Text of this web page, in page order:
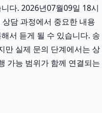
다. 2026년07월09일 18시
담 과정에서 중요한 내용
서 듣게 될 수 있습니다. 송
만 실제 문의 단계에서는 상
가능 범위가 함께 연결되는